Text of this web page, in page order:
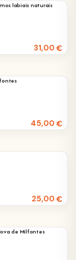
labiais naturais
31,00€
45,00€
25,00€
de Milfontes